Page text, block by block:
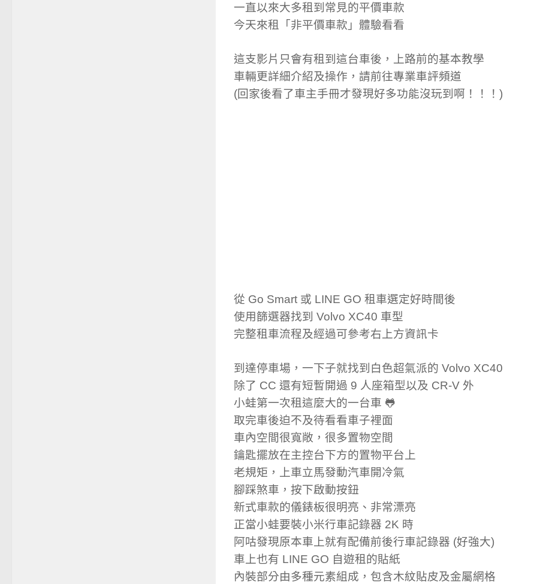
一直以來大多租到常見的平價車款
今天來租「非平價車款」體驗看看
這支影片只會有租到這台車後，上路前的基本教學
車輛更詳細介紹及操作，請前往專業車評頻道
(回家後看了車主手冊才發現好多功能沒玩到啊！！！)
從 Go Smart 或 LINE GO 租車選定好時間後
使用篩選器找到 Volvo XC40 車型
完整租車流程及經過可參考右上方資訊卡
到達停車場，一下子就找到白色超氣派的 Volvo XC40
除了 CC 還有短暫開過 9 人座箱型以及 CR-V 外
小蛙第一次租這麼大的一台車 🐸
取完車後迫不及待看看車子裡面
車內空間很寬敞，很多置物空間
鑰匙擺放在主控台下方的置物平台上
老規矩，上車立馬發動汽車開冷氣
腳踩煞車，按下啟動按鈕
新式車款的儀錶板很明亮、非常漂亮
正當小蛙要裝小米行車記錄器 2K 時
阿咕發現原本車上就有配備前後行車記錄器 (好強大)
車上也有 LINE GO 自遊租的貼紙
內裝部分由多種元素組成，包含木紋貼皮及金屬網格